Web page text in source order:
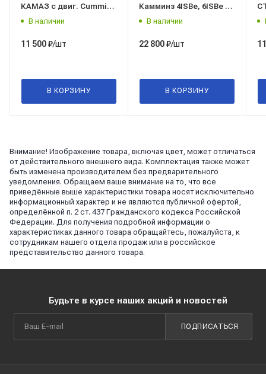
КАМАЗ с двиг. Cummins
Камминз 4ISBe, 6ISBe 24
(редукторный)
В наличии
11 500₽/шт
В КОРЗИНУ
Камминз 4ISBe, 6ISBe 24
В. 10 зуб.,
(взамен 4992135,
В наличии
22 800₽/шт
В КОРЗИНУ
Внимание! Изображение товара, включая цвет, может отличаться
от действительного внешнего вида. Комплектация также может
быть изменена производителем без предварительного
уведомления. Обращаем ваше внимание на то, что все
приведённые выше характеристики товара носят исключительно
информационный характер и не являются публичной офертой,
определённой п. 2 ст. 437 Гражданского кодекса Российской
Федерации. Для получения подробной информации о
характеристиках данного товара обращайтесь, пожалуйста, к
сотрудникам нашего отдела продаж или в российское
представительство данного товара.
Будьте в курсе наших акций и новостей
ПОДПИСАТЬСЯ